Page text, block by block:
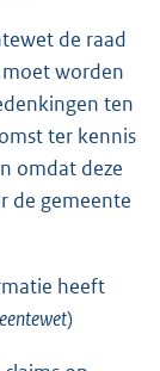
de raad
worden
ten
ter kennis
omdat deze
de gemeente
heeft
)